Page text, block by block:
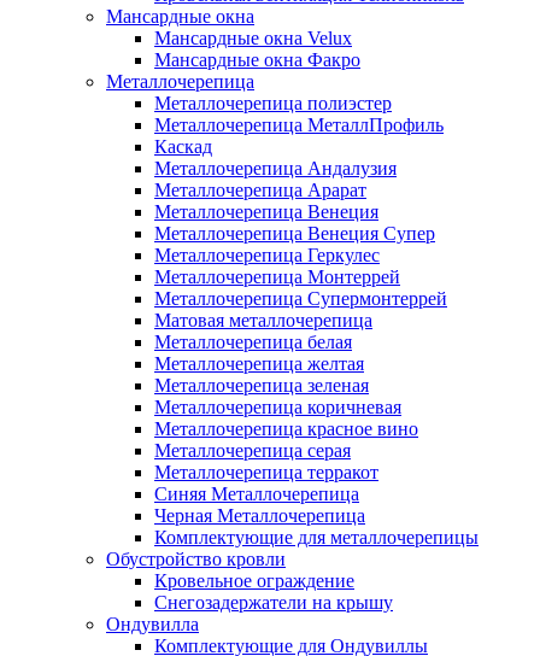
Мансардные окна
Мансардные окна Velux
Мансардные окна Факро
Металлочерепица
Металлочерепица полиэстер
Металлочерепица МеталлПрофиль
Каскад
Металлочерепица Андалузия
Металлочерепица Арарат
Металлочерепица Венеция
Металлочерепица Венеция Супер
Металлочерепица Геркулес
Металлочерепица Монтеррей
Металлочерепица Супермонтеррей
Матовая металлочерепица
Металлочерепица белая
Металлочерепица желтая
Металлочерепица зеленая
Металлочерепица коричневая
Металлочерепица красное вино
Металлочерепица серая
Металлочерепица терракот
Синяя Металлочерепица
Черная Металлочерепица
Комплектующие для металлочерепицы
Обустройство кровли
Кровельное ограждение
Снегозадержатели на крышу
Ондувилла
Комплектующие для Ондувиллы